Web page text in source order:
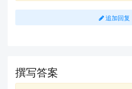
追加回复
撰写答案